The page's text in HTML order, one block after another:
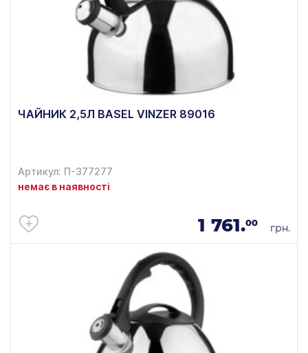
ЧАЙНИК 2,5Л BASEL VINZER 89016
Артикул: П-377277
немає в наявності
1 761.00 грн.